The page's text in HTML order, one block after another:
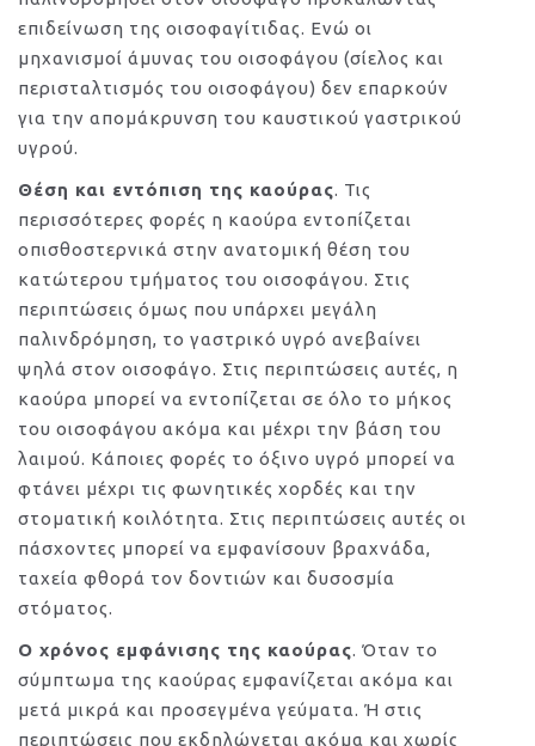
επιδείνωση της οισοφαγίτιδας. Ενώ οι
μηχανισμοί άμυνας του οισοφάγου (σίελος και
περισταλτισμός του οισοφάγου) δεν επαρκούν
για την απομάκρυνση του καυστικού γαστρικού
υγρού.
Θέση και εντόπιση της καούρας. Τις
περισσότερες φορές η καούρα εντοπίζεται
οπισθοστερνικά στην ανατομική θέση του
κατώτερου τμήματος του οισοφάγου. Στις
περιπτώσεις όμως που υπάρχει μεγάλη
παλινδρόμηση, το γαστρικό υγρό ανεβαίνει
ψηλά στον οισοφάγο. Στις περιπτώσεις αυτές, η
καούρα μπορεί να εντοπίζεται σε όλο το μήκος
του οισοφάγου ακόμα και μέχρι την βάση του
λαιμού. Κάποιες φορές το όξινο υγρό μπορεί να
φτάνει μέχρι τις φωνητικές χορδές και την
στοματική κοιλότητα. Στις περιπτώσεις αυτές οι
πάσχοντες μπορεί να εμφανίσουν βραχνάδα,
ταχεία φθορά τον δοντιών και δυσοσμία
στόματος.
O χρόνος εμφάνισης της καούρας. Όταν το
σύμπτωμα της καούρας εμφανίζεται ακόμα και
μετά μικρά και προσεγμένα γεύματα. Ή στις
περιπτώσεις που εκδηλώνεται ακόμα και χωρίς